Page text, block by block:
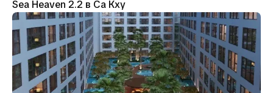
Sea Heaven 2.2 в Са Кху